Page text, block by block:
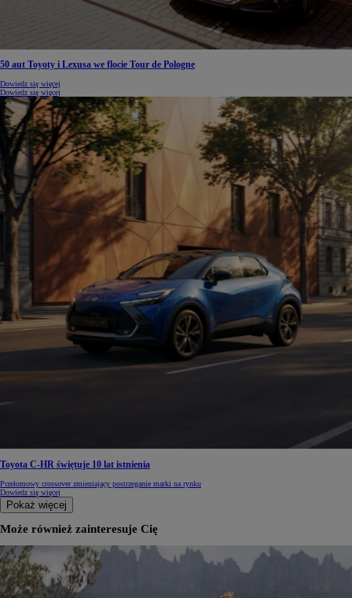
50 aut Toyoty i Lexusa we flocie Tour de Pologne
Dowiedz się więcej
Dowiedz się więcej
Toyota C-HR świętuje 10 lat istnienia
Przełomowy crossover zmieniający postrzeganie marki na rynku
Dowiedz się więcej
Pokaż więcej
Może również zainteresuje Cię